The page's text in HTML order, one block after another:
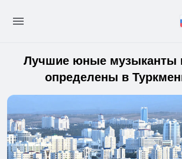
Лучшие юные музыканты
определены в